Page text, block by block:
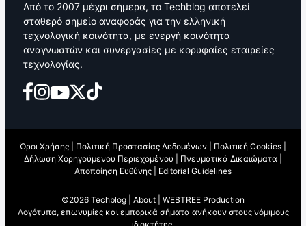
Από το 2007 μέχρι σήμερα, το Techblog αποτελεί
σταθερό σημείο αναφοράς για την ελληνική
τεχνολογική κοινότητα, με ενεργή κοινότητα
αναγνωστών και συνεργασίες με κορυφαίες εταιρείες
τεχνολογίας.
Όροι Χρήσης Πολιτική Προστασίας Δεδομένων Πολιτική Cookies
Δήλωση Χορηγούμενου Περιεχομένου
Πνευματικά Δικαιώματα
Αποποίηση Ευθύνης
Editorial Guidelines
©2026 Techblog | About
WEBTREE Production
Λογότυπα, επωνυμίες και εμπορικά σήματα ανήκουν στους νόμιμους